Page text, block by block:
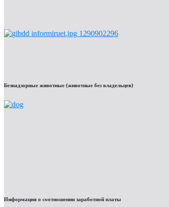
Безнадзорные животные (животные без владельцев)
Информация о соотношении заработной платы